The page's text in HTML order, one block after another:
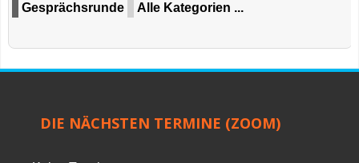
Gesprächsrunde Alle Kategorien ...
DIE NÄCHSTEN TERMINE (ZOOM)